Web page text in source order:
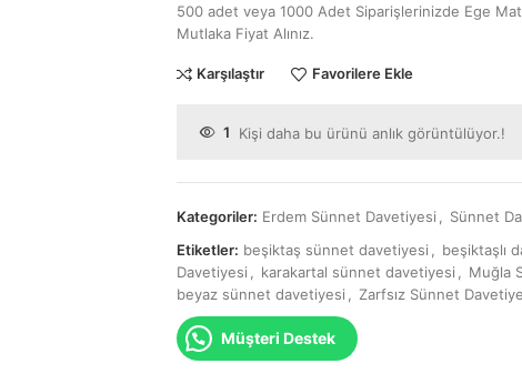
500 adet veya 1000 Adet Siparişlerinizde Ege
Mutlaka Fiyat Alınız.
Karşılaştır Favorilere Ekle
1 Kişi daha bu ürünü anlık görüntülüyor.!
Kategoriler: Erdem Sünnet Davetiyesi
Sünnet
Etiketler: beşiktaş sünnet davetiyesi beşiktaşlı
Davetiyesi
karakartal sünnet davetiyesi Muğla
beyaz sünnet davetiyesi
Zarfsız Sünnet
Müşteri Destek